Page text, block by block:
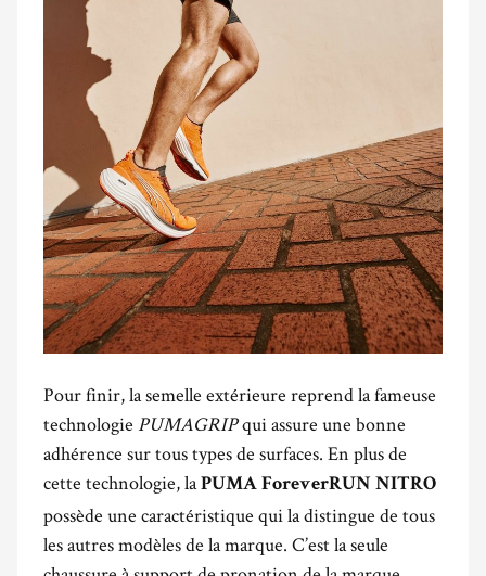
Pour finir, la semelle extérieure reprend la fameuse
technologie PUMAGRIPqui assure une bonne
adhérence sur tous types de surfaces. En plus de
cette technologie, laPUMA ForeverRUN NITRO
possède une caractéristique qui la distingue de tous
les autres modèles de la marque. C’est la seule